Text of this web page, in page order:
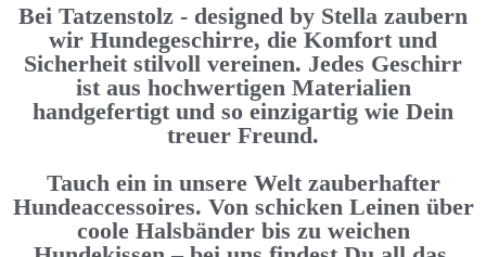
Bei Tatzenstolz - designed by Stella zaubern
wir Hundegeschirre, die Komfort und
Sicherheit stilvoll vereinen. Jedes Geschirr
ist aus hochwertigen Materialien
handgefertigt und so einzigartig wie Dein
treuer Freund.
Tauch ein in unsere Welt zauberhafter
Hundeaccessoires. Von schicken Leinen über
coole Halsbänder bis zu weichen